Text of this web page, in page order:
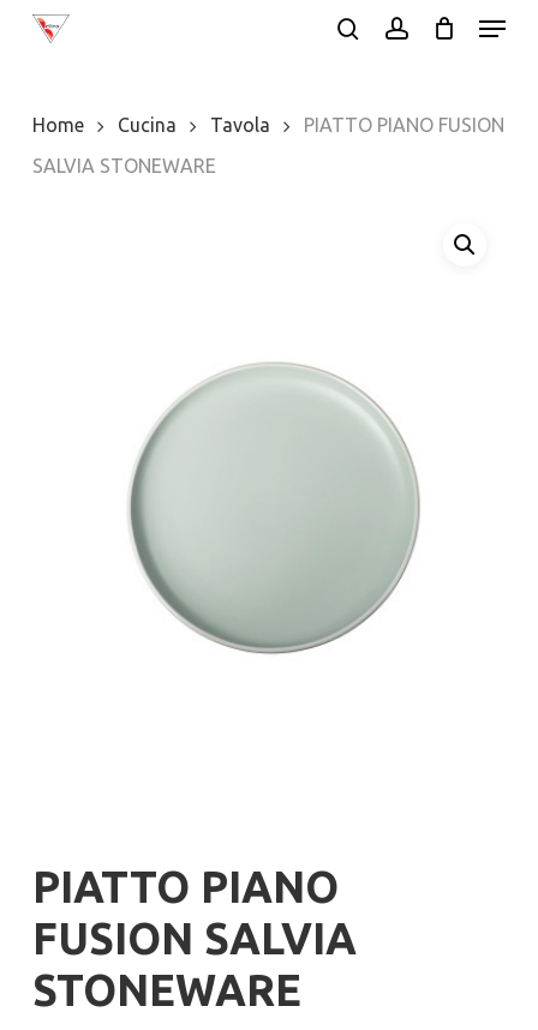
Skip
content
Menu
Home Cucina Tavola
PIATTO PIANO FUSION
SALVIA STONEWARE
PIATTO PIANO
FUSION SALVIA
STONEWARE
Menu